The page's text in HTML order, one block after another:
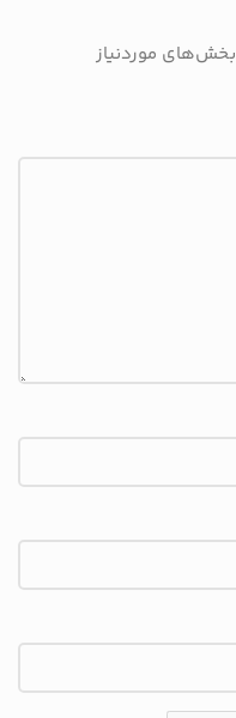
بخش‌های موردنیاز